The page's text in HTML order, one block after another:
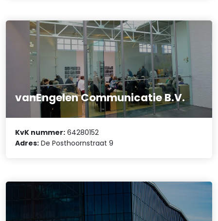
vanEngelen Communicatie B.V.
KvK nummer: 64280152
Adres: De Posthoornstraat 9